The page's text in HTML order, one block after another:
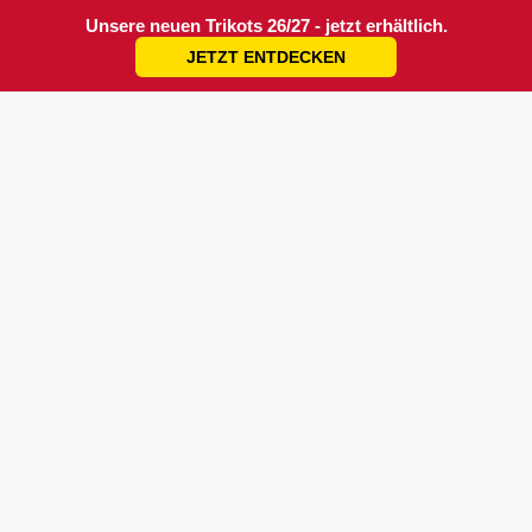
Unsere neuen Trikots 26/27 - jetzt erhältlich.
JETZT ENTDECKEN